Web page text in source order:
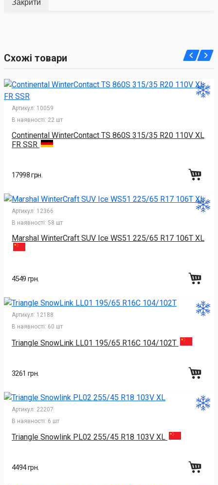
Закрити
Схожі товари
Артикул: 10059
В наявності: 22 шт
Continental WinterContact TS 860S 315/35 R20 110V XL
FR SSR
17998 грн.
Артикул: 12366
В наявності: 58 шт
Marshal WinterCraft SUV Ice WS51 225/65 R17 106T XL
4549 грн.
Артикул: 12188
В наявності: 60 шт
Triangle SnowLink LL01 195/65 R16C 104/102T
3261 грн.
Артикул: 22207
В наявності: 6 шт
Triangle Snowlink PL02 255/45 R18 103V XL
4494 грн.